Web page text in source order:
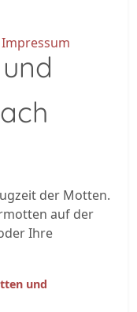
der Motten.
auf der
Ihre
und
Impressum